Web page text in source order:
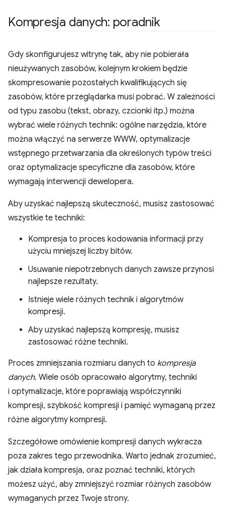
Kompresja danych: poradnik
Gdy skonfigurujesz witrynę tak, aby nie pobierała
nieużywanych zasobów, kolejnym krokiem będzie
skompresowanie pozostałych kwalifikujących się
zasobów, które przeglądarka musi pobrać. W zależności
od typu zasobu (tekst, obrazy, czcionki itp.) można
wybrać wiele różnych technik: ogólne narzędzia, które
można włączyć na serwerze WWW, optymalizacje
wstępnego przetwarzania dla określonych typów treści
oraz optymalizacje specyficzne dla zasobów, które
wymagają interwencji dewelopera.
Aby uzyskać najlepszą skuteczność, musisz zastosować
wszystkie te techniki:
Kompresja to proces kodowania informacji przy
użyciu mniejszej liczby bitów.
Usuwanie niepotrzebnych danych zawsze przynosi
najlepsze rezultaty.
Istnieje wiele różnych technik i algorytmów
kompresji.
Aby uzyskać najlepszą kompresję, musisz
zastosować różne techniki.
Proces zmniejszania rozmiaru danych to kompresja
danych. Wiele osób opracowało algorytmy, techniki
i optymalizacje, które poprawiają współczynniki
kompresji, szybkość kompresji i pamięć wymaganą przez
różne algorytmy kompresji.
Szczegółowe omówienie kompresji danych wykracza
poza zakres tego przewodnika. Warto jednak zrozumieć,
jak działa kompresja, oraz poznać techniki, których
możesz użyć, aby zmniejszyć rozmiar różnych zasobów
wymaganych przez Twoje strony.